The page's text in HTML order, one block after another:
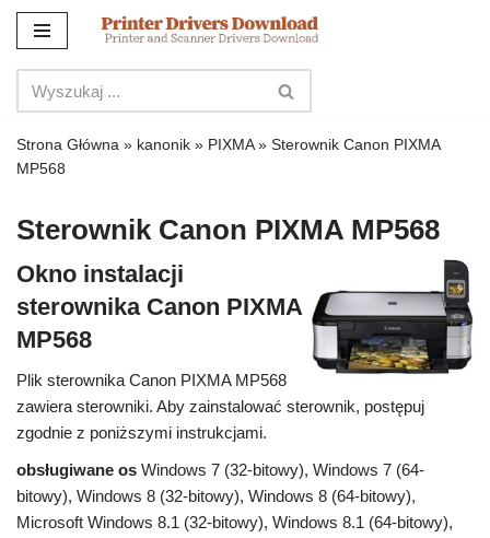
do
treści
Strona Główna » kanonik » PIXMA» Sterownik Canon PIXMA
MP568
Sterownik Canon PIXMA MP568
Okno instalacji
sterownika Canon PIXMA
MP568
Plik sterownika Canon PIXMA MP568
zawiera sterowniki. Aby zainstalować sterownik, postępuj
zgodnie z poniższymi instrukcjami.
obsługiwane os Windows 7 (32-bitowy), Windows 7 (64-
bitowy), Windows 8 (32-bitowy), Windows 8 (64-bitowy),
Microsoft Windows 8.1 (32-bitowy), Windows 8.1 (64-bitowy),